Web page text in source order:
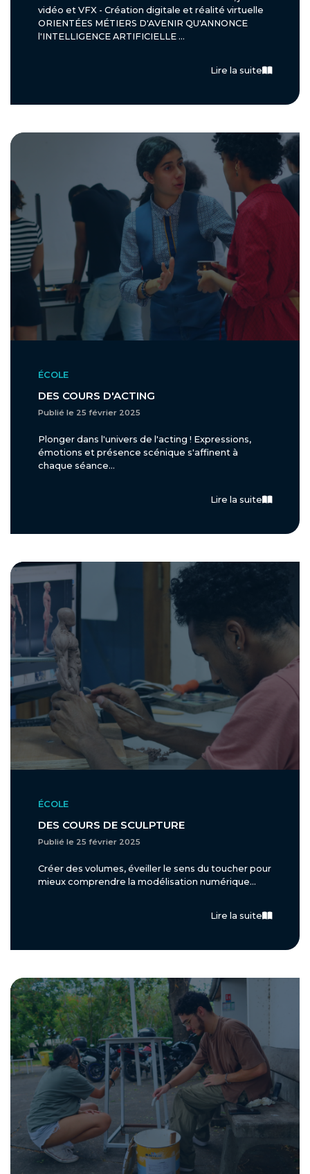
vidéo et VFX - Création digitale et réalité virtuelle
ORIENTÉES MÉTIERS D'AVENIR QU'ANNONCE
l'INTELLIGENCE ARTIFICIELLE ...
Lire la suite
ÉCOLE
DES COURS D'ACTING
Publié le 25 février 2025
Plonger dans l'univers de l'acting ! Expressions,
émotions et présence scénique s'affinent à
chaque séance...
Lire la suite
ÉCOLE
DES COURS DE SCULPTURE
Publié le 25 février 2025
Créer des volumes, éveiller le sens du toucher pour
mieux comprendre la modélisation numérique...
Lire la suite